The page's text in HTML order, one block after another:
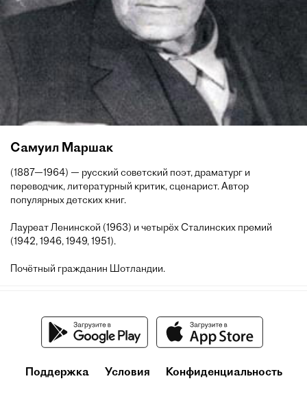
Самуил Маршак
(1887—1964) — русский советский поэт, драматург и
переводчик, литературный критик, сценарист. Автор
популярных детских книг.
Лауреат Ленинской (1963) и четырёх Сталинских премий
(1942, 1946, 1949, 1951).
Почётный гражданин Шотландии.
Поддержка Условия Конфиденциальность